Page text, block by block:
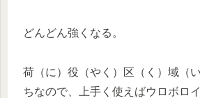
どんどん強くなる。
荷（に）役（やく）区（く）域（
ちなので、上手く使えばウロボロ